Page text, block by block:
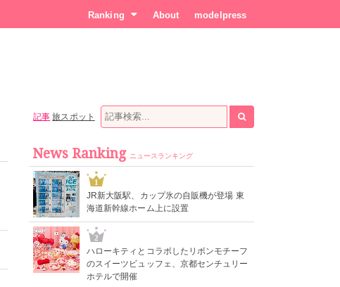
Ranking About modelpress
記事 旅スポット
News Ranking ニュースランキング
1
JR新大阪駅、カップ氷の自販機が登場 東
海道新幹線ホーム上に設置
2
ハローキティとコラボしたリボンモチーフ
のスイーツビュッフェ、京都センチュリー
ホテルで開催